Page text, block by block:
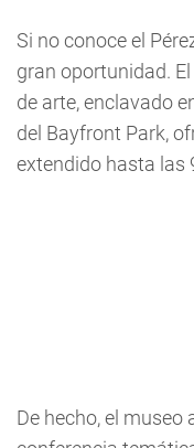
Si no conoce el
gran oportunidad.
de arte, enclavado
del Bayfront Park,
extendido hasta las
De hecho, el museo